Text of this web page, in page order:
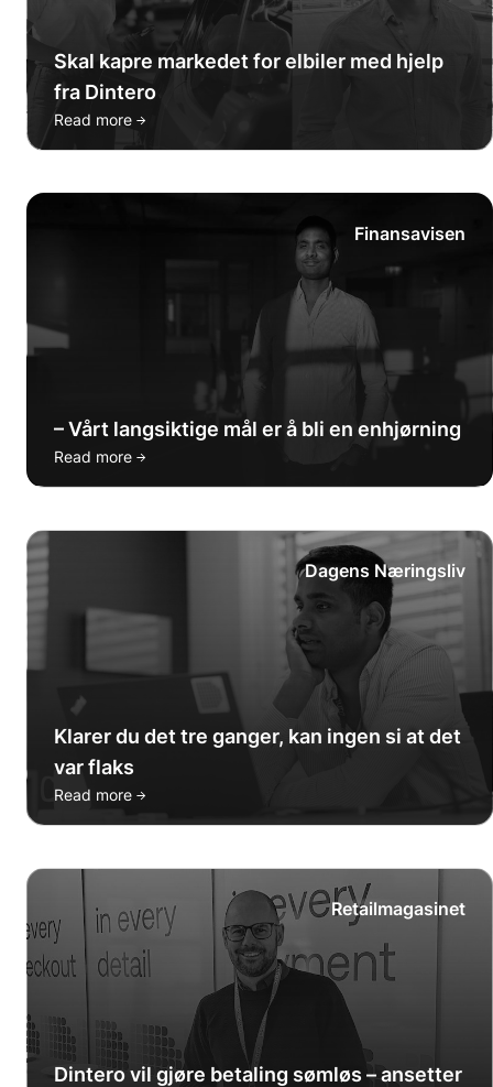
Skal kapre markedet for elbiler med hjelp
fra Dintero
Read more →
Finansavisen
– Vårt langsiktige mål er å bli en enhjørning
Read more →
Dagens Næringsliv
Klarer du det tre ganger, kan ingen si at det
var flaks
Read more →
Retailmagasinet
Dintero vil gjøre betaling sømløs – ansetter